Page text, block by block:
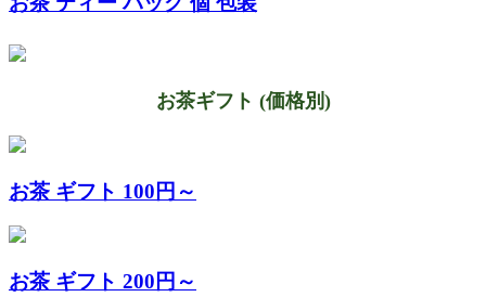
お茶ギフト (価格別)
お茶 ギフト 100円～
お茶 ギフト 200円～